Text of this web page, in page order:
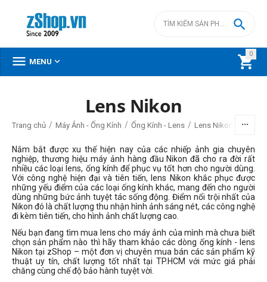
0


 MENU 
Giá
đ– đ
0đ 229990000đ
Loại ngàm lens
Nikon F
Nikon Z
Lens Nikon
Trang chủ / Máy Ảnh - Ống Kính / Ống Kính - Lens / Lens Nikon
Nắm bắt được xu thế hiện nay của các nhiếp ảnh gia chuyên
nghiệp, thương hiệu máy ảnh hàng đầu Nikon đã cho ra đời rất
nhiều các loại lens, ống kính để phục vụ tốt hơn cho người dùng.
Với công nghệ hiện đại và tiên tiến, lens Nikon khắc phục được
những yếu điểm của các loại ống kính khác, mang đến cho người
dùng những bức ảnh tuyệt tác sống động. Điểm nổi trội nhất của
Nikon đó là chất lượng thu nhận hình ảnh sáng nét, các công nghệ
đi kèm tiên tiến, cho hình ảnh chất lượng cao.
Nếu bạn đang tìm mua lens cho máy ảnh của mình mà chưa biết
chọn sản phẩm nào thì hãy tham khảo các dòng ống kính - lens
Nikon tại zShop – một đơn vị chuyên mua bán các sản phẩm kỹ
thuật uy tín, chất lượng tốt nhất tại TP.HCM với mức giá phải
chăng cùng chế độ bảo hành tuyệt vời.